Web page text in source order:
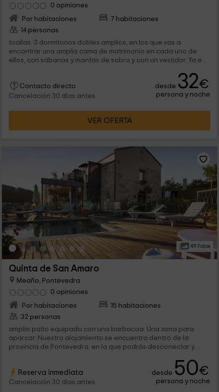
0 opiniones
Por habitaciones
7 habitaciones
14 personas
toallas. 3 dormitorios dobles amplios, en los que vas a
encontrar una amplia cama de matrimonio en cada uno de
ellos, con sábanas y mantas de sobra y con un vestidor. Ya en
Contacto directo
Cancelación 30 días antes
desde 32€
persona y noche
VER OFERTA
49 Fotos
Quinta de San Amaro
Meaño, Pontevedra
0 opiniones
Por habitaciones
15 habitaciones
32 personas
amplio patio equipado con una barbacoa. Una zona para
aparcar. Nuestro alojamiento se encuentra dentro de la
provincia de Pontevedra, en la que podrás desconectar y
Reserva inmediata
Cancelación 30 días antes
desde 50€
persona y noche